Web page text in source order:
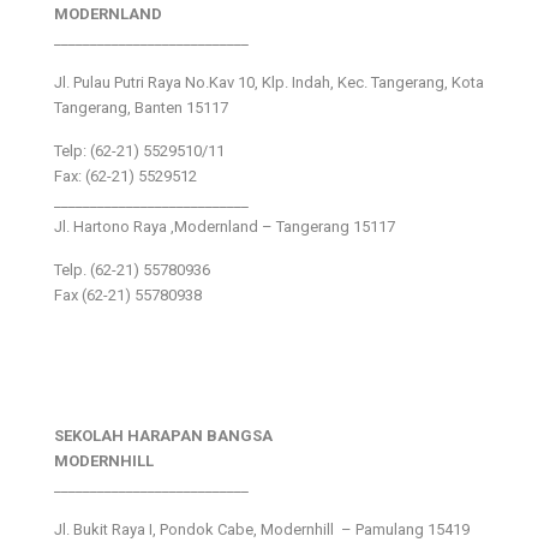
MODERNLAND
Jl. Pulau Putri Raya No.Kav 10, Klp. Indah, Kec. Tangerang, Kota
Tangerang, Banten 15117
Telp: (62-21) 5529510/11
Fax: (62-21) 5529512
Jl. Hartono Raya ,Modernland – Tangerang 15117
Telp. (62-21) 55780936
Fax (62-21) 55780938
SEKOLAH HARAPAN BANGSA
MODERNHILL
Jl. Bukit Raya I, Pondok Cabe, Modernhill – Pamulang 15419